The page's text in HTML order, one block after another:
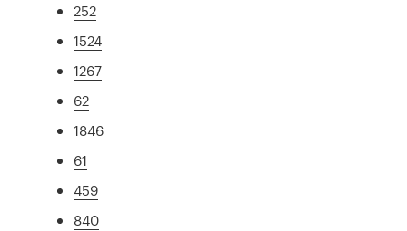
252
1524
1267
62
1846
61
459
840